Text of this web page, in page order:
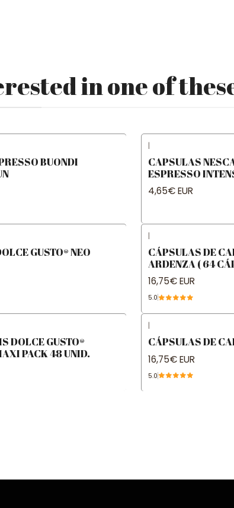
in one of
BUONDI
|
CAPSULAS
ESPRESSO
4,65€ EUR
GUSTO® NEO
|
CÁPSULAS DE
ARDENZA ( 64
16,75€ EUR
5.0
DOLCE GUSTO®
PACK 48 UNID.
|
CÁPSULAS DE
16,75€ EUR
5.0